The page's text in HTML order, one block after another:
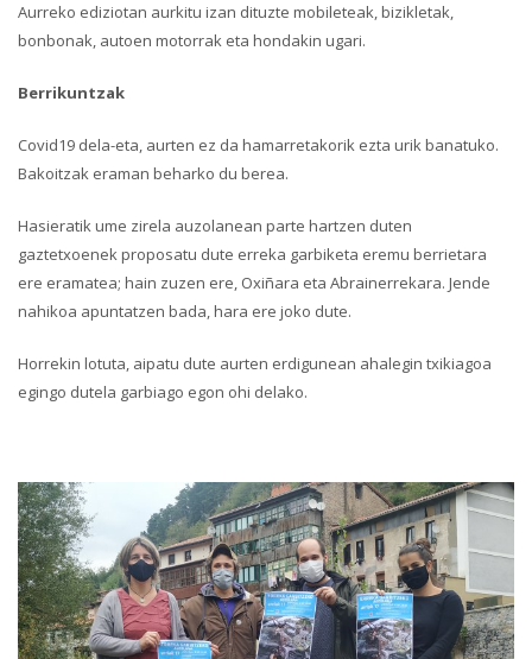
Aurreko ediziotan aurkitu izan dituzte mobileteak, bizikletak,
bonbonak, autoen motorrak eta hondakin ugari.
Berrikuntzak
Covid19 dela-eta, aurten ez da hamarretakorik ezta urik banatuko.
Bakoitzak eraman beharko du berea.
Hasieratik ume zirela auzolanean parte hartzen duten
gaztetxoenek proposatu dute erreka garbiketa eremu berrietara
ere eramatea; hain zuzen ere, Oxiñara eta Abrainerrekara. Jende
nahikoa apuntatzen bada, hara ere joko dute.
Horrekin lotuta, aipatu dute aurten erdigunean ahalegin txikiagoa
egingo dutela garbiago egon ohi delako.